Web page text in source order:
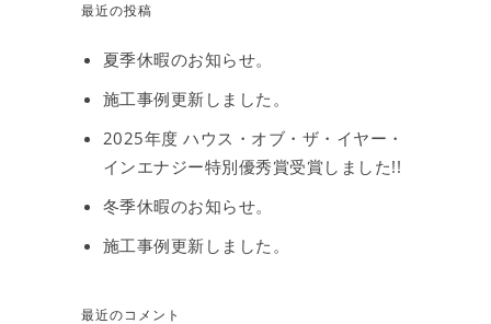
最近の投稿
夏季休暇のお知らせ。
施工事例更新しました。
2025年度 ハウス・オブ・ザ・イヤー・
インエナジー特別優秀賞受賞しました!!
冬季休暇のお知らせ。
施工事例更新しました。
最近のコメント